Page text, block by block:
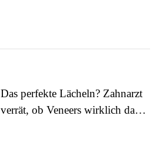
Das perfekte Lächeln? Zahnarzt
verrät, ob Veneers wirklich das